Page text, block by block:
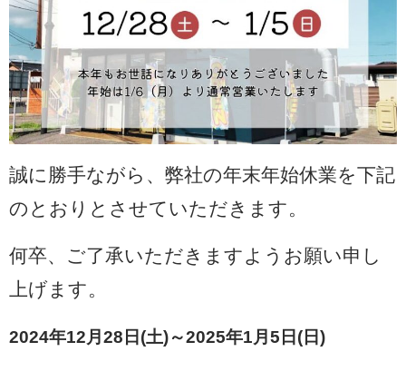
誠に勝手ながら、弊社の年末年始休業を下記
のとおりとさせていただきます。
何卒、ご了承いただきますようお願い申し
上げます。
2024年12月28日(土)～2025年1月5日(日)